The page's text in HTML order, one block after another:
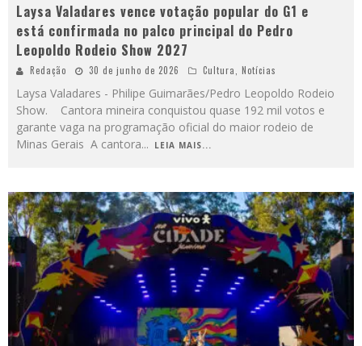
Laysa Valadares vence votação popular do G1 e
está confirmada no palco principal do Pedro
Leopoldo Rodeio Show 2027
Redação 30 de junho de 2026 Cultura Notícias
Laysa Valadares - Philipe Guimarães/Pedro Leopoldo Rodeio
Show. Cantora mineira conquistou quase 192 mil votos e
garante vaga na programação oficial do maior rodeio de
Minas Gerais A cantora... LEIA MAIS...